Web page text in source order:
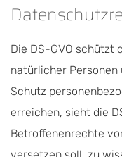
Die DS-GVO schützt
natürlicher Personen
Schutz
erreichen, sieht die
Betroffenenrechte
versetzen soll, zu